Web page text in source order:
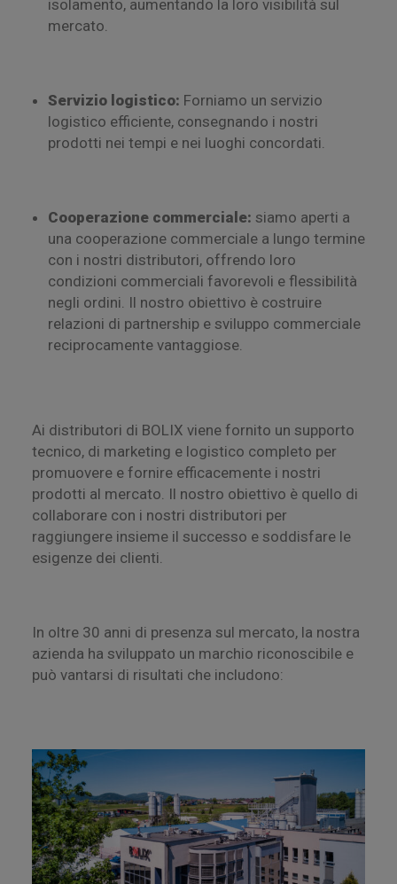
isolamento, aumentando la loro visibilità sul
mercato.
Servizio logistico: Forniamo un servizio
logistico efficiente, consegnando i nostri
prodotti nei tempi e nei luoghi concordati.
Cooperazione commerciale: siamo aperti a
una cooperazione commerciale a lungo termine
con i nostri distributori, offrendo loro
condizioni commerciali favorevoli e flessibilità
negli ordini. Il nostro obiettivo è costruire
relazioni di partnership e sviluppo commerciale
reciprocamente vantaggiose.
Ai distributori di BOLIX viene fornito un supporto
tecnico, di marketing e logistico completo per
promuovere e fornire efficacemente i nostri
prodotti al mercato. Il nostro obiettivo è quello di
collaborare con i nostri distributori per
raggiungere insieme il successo e soddisfare le
esigenze dei clienti.
In oltre 30 anni di presenza sul mercato, la nostra
azienda ha sviluppato un marchio riconoscibile e
può vantarsi di risultati che includono: